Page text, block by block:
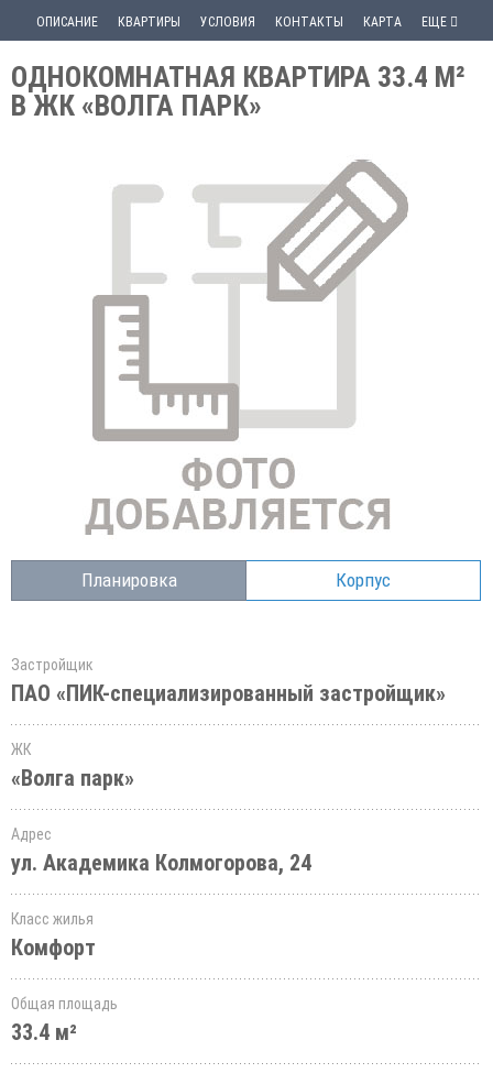
ОПИСАНИЕ КВАРТИРЫ УСЛОВИЯ КОНТАКТЫ КАРТА ЕЩЕ
ОДНОКОМНАТНАЯ КВАРТИРА 33.4 М²
В ЖК «ВОЛГА ПАРК»
Планировка Корпус
Застройщик
ПАО «ПИК-специализированный застройщик»
ЖК
«Волга парк»
Адрес
ул. Академика Колмогорова, 24
Класс жилья
Комфорт
Общая площадь
33.4 м²